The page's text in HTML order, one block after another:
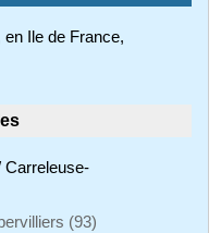
Ile de France,
Carreleuse-
(93)